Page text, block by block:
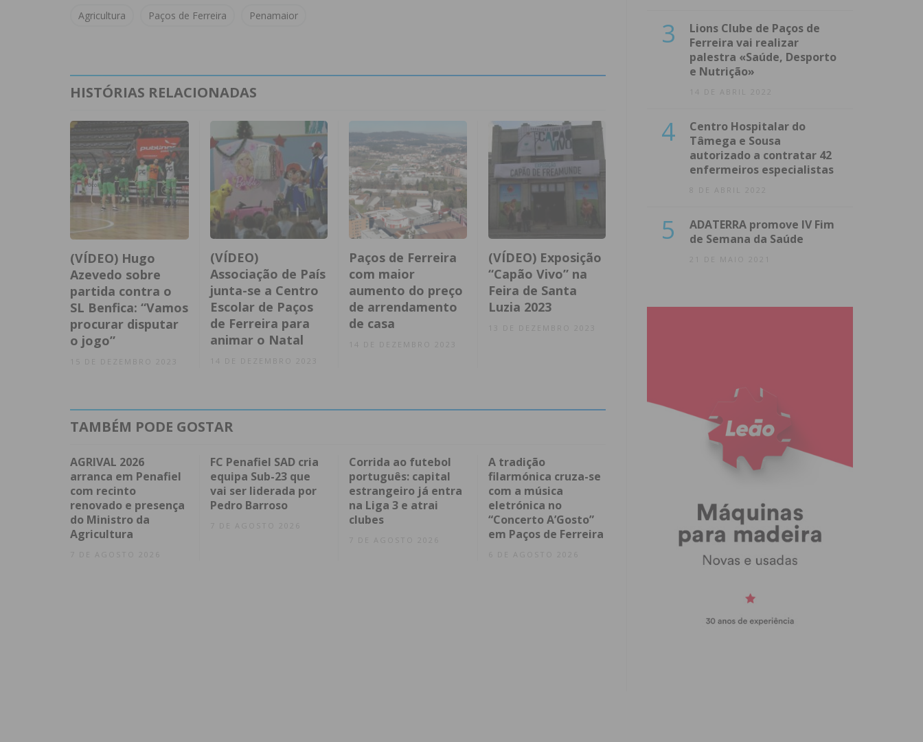
Agricultura Paços de Ferreira Penamaior
HISTÓRIAS RELACIONADAS
(VÍDEO) Hugo
Azevedo sobre
partida contra o
SL Benfica: “Vamos
procurar disputar
o jogo”
(VÍDEO)
Associação de País
junta-se a Centro
Escolar de Paços
de Ferreira para
animar o Natal
14 DE DEZEMBRO 2023
Paços de Ferreira
com maior
aumento do preço
de arrendamento
de casa
14 DE DEZEMBRO 2023
(VÍDEO) Exposição
“Capão Vivo” na
Feira de Santa
Luzia 2023
TAMBÉM PODE GOSTAR
AGRIVAL 2026
arranca em Penafiel
com recinto
renovado e presença
do Ministro da
Agricultura
7 DE AGOSTO 2026
FC Penafiel SAD cria
equipa Sub-23 que
vai ser liderada por
Pedro Barroso
7 DE AGOSTO 2026
Corrida ao futebol
português: capital
estrangeiro já entra
na Liga 3 e atrai
clubes
7 DE AGOSTO 2026
A tradição
filarmónica cruza-se
com a música
eletrónica no
“Concerto A’Gosto”
em Paços de Ferreira
6 DE AGOSTO 2026
3
Lions Clube de Paços de
Ferreira vai realizar
palestra «Saúde, Desporto
e Nutrição»
14 DE ABRIL 2022
4
Centro Hospitalar do
Tâmega e Sousa
autorizado a contratar 42
enfermeiros especialistas
8 DE ABRIL 2022
5
ADATERRA promove IV Fim
de Semana da Saúde
21 DE MAIO 2021